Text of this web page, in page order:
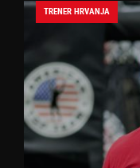
TRENER HRVANJA